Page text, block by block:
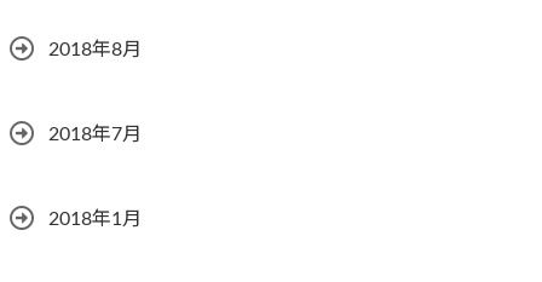
2018年8月
2018年7月
2018年1月